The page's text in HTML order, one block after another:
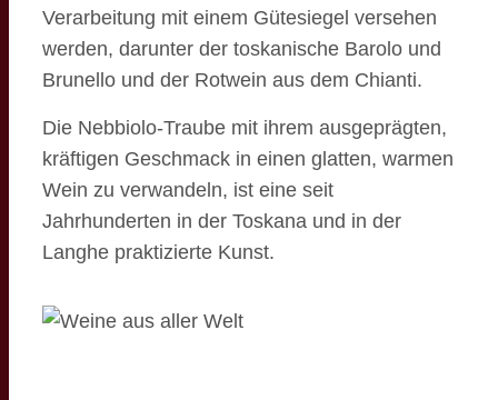
Verarbeitung mit einem Gütesiegel versehen
werden, darunter der toskanische Barolo und
Brunello und der Rotwein aus dem Chianti.
Die Nebbiolo-Traube mit ihrem ausgeprägten,
kräftigen Geschmack in einen glatten, warmen
Wein zu verwandeln, ist eine seit
Jahrhunderten in der Toskana und in der
Langhe praktizierte Kunst.